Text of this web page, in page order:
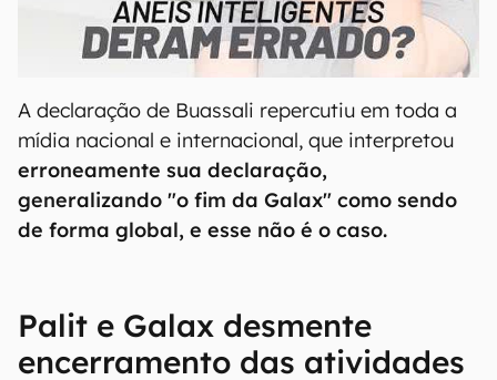
00:00/21:11
A declaração de Buassali repercutiu em toda a
mídia nacional e internacional, que interpretou
erroneamente sua declaração,
generalizando "o fim da Galax" como sendo
de forma global, e esse não é o caso.
Palit e Galax desmente
encerramento das atividades